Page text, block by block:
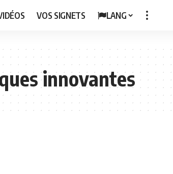
VOS SIGNETS LANG
innovantes